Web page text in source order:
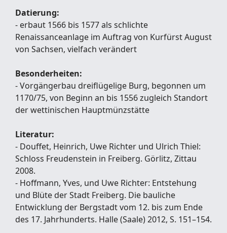
Datierung:
- erbaut 1566 bis 1577 als schlichte
Renaissanceanlage im Auftrag von Kurfürst August
von Sachsen, vielfach verändert
Besonderheiten:
- Vorgängerbau dreiflügelige Burg, begonnen um
1170/75, von Beginn an bis 1556 zugleich Standort
der wettinischen Hauptmünzstätte
Literatur:
- Douffet, Heinrich, Uwe Richter und Ulrich Thiel:
Schloss Freudenstein in Freiberg. Görlitz, Zittau
2008.
- Hoffmann, Yves, und Uwe Richter: Entstehung
und Blüte der Stadt Freiberg. Die bauliche
Entwicklung der Bergstadt vom 12. bis zum Ende
des 17. Jahrhunderts. Halle (Saale) 2012, S. 151–154.